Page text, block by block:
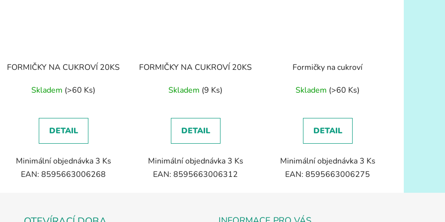
FORMIČKY NA CUKROVÍ 20KS
Skladem (>60 Ks)
DETAIL
Minimální objednávka 3 Ks
EAN: 8595663006268
FORMIČKY NA CUKROVÍ 20KS
Skladem (9 Ks)
DETAIL
Minimální objednávka 3 Ks
EAN: 8595663006312
Formičky na cukroví
Skladem (>60 Ks)
DETAIL
Minimální objednávka 3 Ks
EAN: 8595663006275